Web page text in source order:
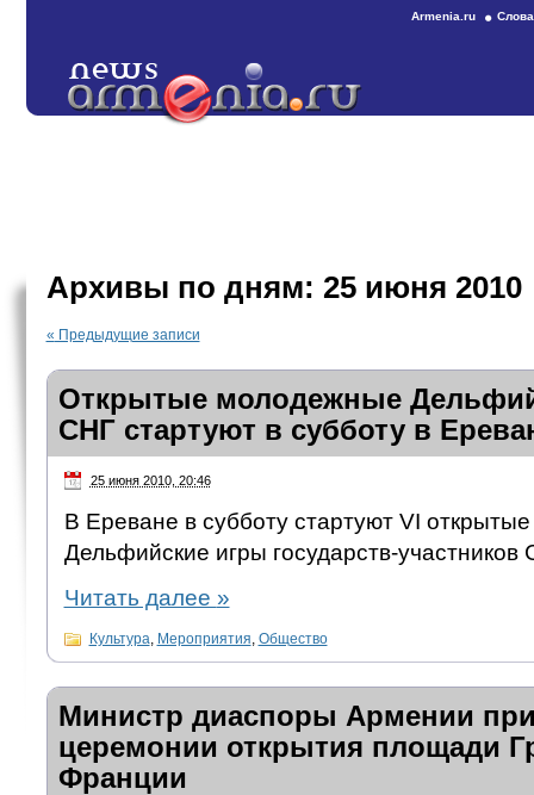
Armenia.ru
Архивы по дням: 25 июня 2010
« Предыдущие записи
Открытые молодежные
СНГ стартуют в субботу в
25 июня 2010, 20:46
В Ереване в субботу стартуют VI
Дельфийские игры государств-участников
Читать далее »
Культура Мероприятия Общество
Министр диаспоры Армении
церемонии открытия площади
Франции